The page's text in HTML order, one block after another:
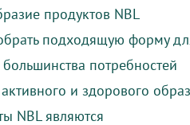
продуктов NBL
подходящую форму
потребностей
и здорового
NBL являются